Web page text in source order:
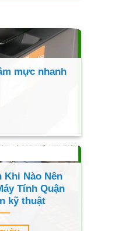
mực nhanh
Khi Nào Nên
Tính Quận
kỹ thuật